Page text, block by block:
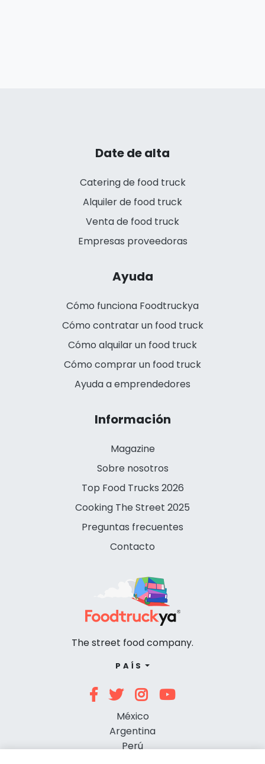
Date de alta
Catering de food truck
Alquiler de food truck
Venta de food truck
Empresas proveedoras
Ayuda
Cómo funciona Foodtruckya
Cómo contratar un food truck
Cómo alquilar un food truck
Cómo comprar un food truck
Ayuda a emprendedores
Información
Magazine
Sobre nosotros
Top Food Trucks 2026
Cooking The Street 2025
Preguntas frecuentes
Contacto
The street food company.
PAÍS
México
Argentina
Perú